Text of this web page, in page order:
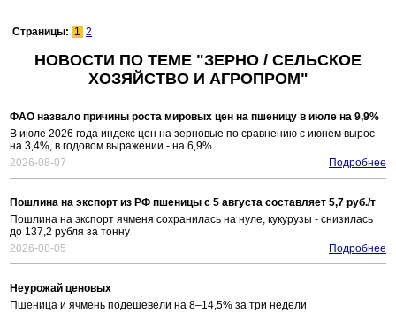
Страницы: 1 2
НОВОСТИ ПО ТЕМЕ "ЗЕРНО / СЕЛЬСКОЕ
ХОЗЯЙСТВО И АГРОПРОМ"
ФАО назвало причины роста мировых цен на пшеницу в июле на 9,9%
В июле 2026 года индекс цен на зерновые по сравнению с июнем вырос
на 3,4%, в годовом выражении - на 6,9%
2026-08-07
Подробнее
Пошлина на экспорт из РФ пшеницы с 5 августа составляет 5,7 руб./т
Пошлина на экспорт ячменя сохранилась на нуле, кукурузы - снизилась
до 137,2 рубля за тонну
2026-08-05
Подробнее
Неурожай ценовых
Пшеница и ячмень подешевели на 8–14,5% за три недели